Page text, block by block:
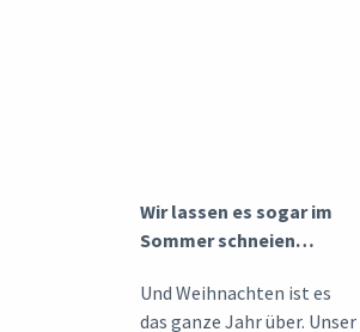
Wir lassen es sogar im
Sommer schneien…
Und Weihnachten ist es
das ganze Jahr über. Unser